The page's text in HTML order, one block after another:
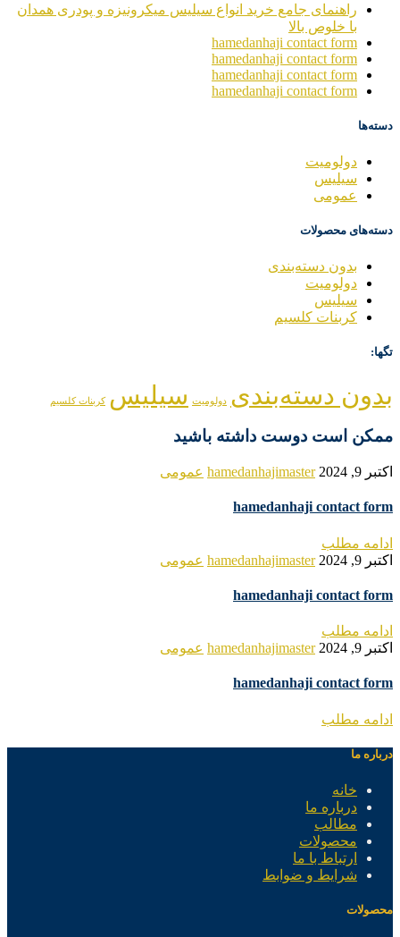
راهنمای جامع خرید انواع سیلیس میکرونیزه و پودری همدان
با خلوص بالا
hamedanhaji contact form
hamedanhaji contact form
hamedanhaji contact form
hamedanhaji contact form
دسته‌ها
دولومیت
سیلیس
عمومی
دسته‌های محصولات
بدون دسته‌بندی
دولومیت
سیلیس
کربنات کلسیم
تگها:
بدون دسته‌بندی دولومیت سیلیس کربنات کلسیم
ممکن است دوست داشته باشید
اکتبر 9, 2024 hamedanhajimaster عمومی
hamedanhaji contact form
ادامه مطلب
اکتبر 9, 2024
hamedanhajimaster عمومی
hamedanhaji contact form
ادامه مطلب
اکتبر 9, 2024
hamedanhajimaster عمومی
hamedanhaji contact form
ادامه مطلب
درباره ما
خانه
درباره ما
مطالب
محصولات
ارتباط با ما
شرایط و ضوابط
محصولات